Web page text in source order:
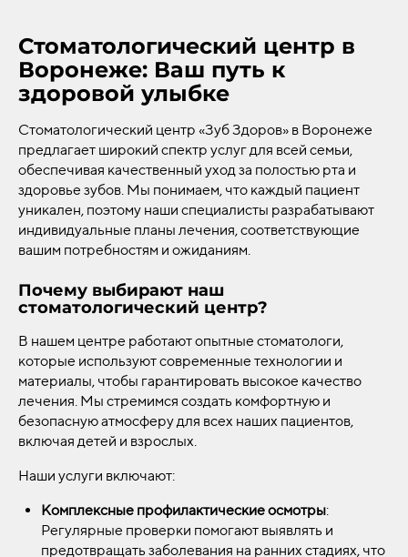
Стоматологический центр в
Воронеже: Ваш путь к
здоровой улыбке
Стоматологический центр «Зуб Здоров» в Воронеже
предлагает широкий спектр услуг для всей семьи,
обеспечивая качественный уход за полостью рта и
здоровье зубов. Мы понимаем, что каждый пациент
уникален, поэтому наши специалисты разрабатывают
индивидуальные планы лечения, соответствующие
вашим потребностям и ожиданиям.
Почему выбирают наш
стоматологический центр?
В нашем центре работают опытные стоматологи,
которые используют современные технологии и
материалы, чтобы гарантировать высокое качество
лечения. Мы стремимся создать комфортную и
безопасную атмосферу для всех наших пациентов,
включая детей и взрослых.
Наши услуги включают:
Комплексные профилактические осмотры:
Регулярные проверки помогают выявлять и
предотвращать заболевания на ранних стадиях, что